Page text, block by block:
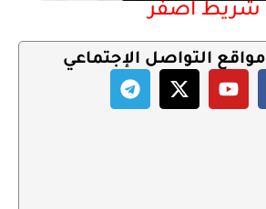
شريط اصفر
مواقع التواصل الإجتماعي